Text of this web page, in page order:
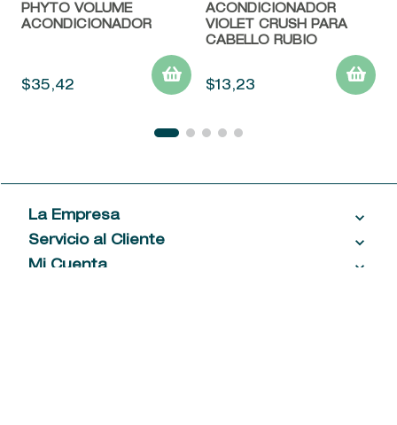
PHYTO VOLUME
ACONDICIONADOR
$35,42
ACONDICIONADOR
VIOLET CRUSH PARA
CABELLO RUBIO
$13,23
La Empresa
Acerca de las Fragancias
Ventas al por mayor
Servicio al Cliente
Contáctanos
Mi Cuenta